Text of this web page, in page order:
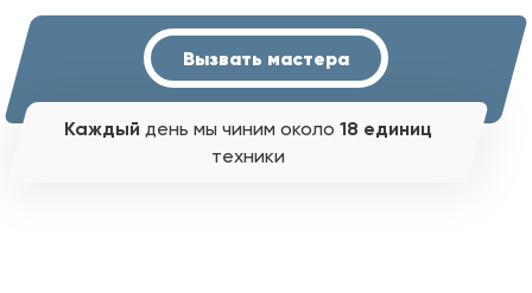
Вызвать мастера
Каждый день мы чиним около 18 единиц
техники